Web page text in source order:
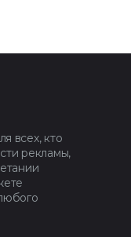
всех, кто
рекламы,